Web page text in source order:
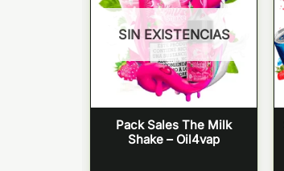
SIN EXISTENCIAS
Pack Sales The Milk
Shake – Oil4vap